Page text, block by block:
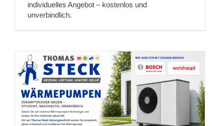
individuelles Angebot – kostenlos und
unverbindlich.